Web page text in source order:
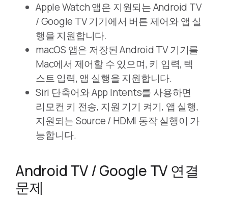
Apple Watch 앱은 지원되는 Android TV
/ Google TV 기기에서 버튼 제어와 앱 실
행을 지원합니다.
macOS 앱은 저장된 Android TV 기기를
Mac에서 제어할 수 있으며, 키 입력, 텍
스트 입력, 앱 실행을 지원합니다.
Siri 단축어와 App Intents를 사용하면
리모컨 키 전송, 지원 기기 켜기, 앱 실행,
지원되는 Source / HDMI 동작 실행이 가
능합니다.
Android TV / Google TV 연결
문제